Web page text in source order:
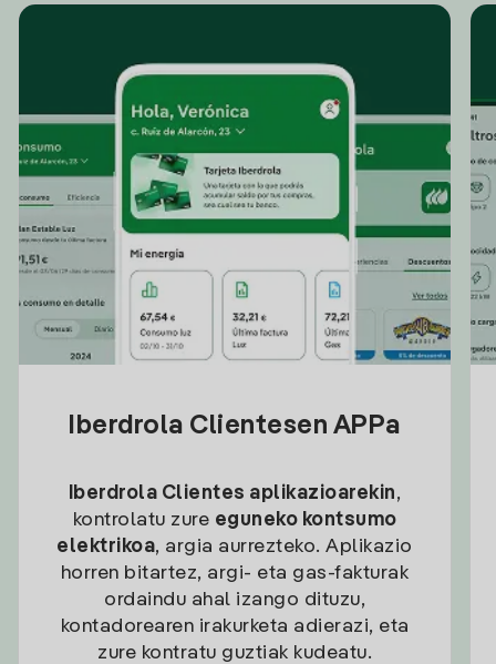
Iberdrola Clientesen APPa
Iberdrola Clientes aplikazioarekin,
kontrolatu zure eguneko kontsumo
elektrikoa, argia aurrezteko. Aplikazio
horren bitartez, argi- eta gas-fakturak
ordaindu ahal izango dituzu,
kontadorearen irakurketa adierazi, eta
zure kontratu guztiak kudeatu.